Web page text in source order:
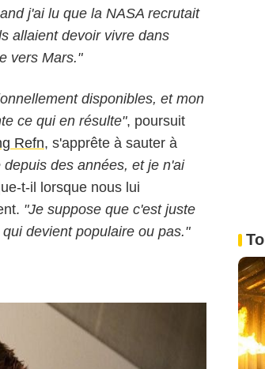
j'ai lu que la NASA recrutait
allaient devoir vivre dans
vers Mars."
disponibles, et mon
ce qui en résulte", poursuit
Refn, s'apprête à sauter à
des années, et je n'ai
t-il lorsque nous lui
"Je suppose que c'est juste
devient populaire ou pas."